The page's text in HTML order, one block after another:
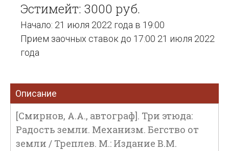
Эстимейт: 3000 руб.
Начало: 21 июля 2022 года в 19:00
Прием заочных ставок до 17:00 21 июля 2022
года
Описание
[Смирнов, А.А., автограф]. Три этюда:
Радость земли. Механизм. Бегство от
земли / Треплев. М.: Издание В.М.